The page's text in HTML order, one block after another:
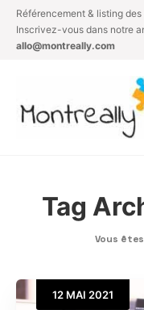
Référencement & listing
Inscrivez-vous dans notre
allo@montreally.com
Tag
Vous
12 MAI 2021